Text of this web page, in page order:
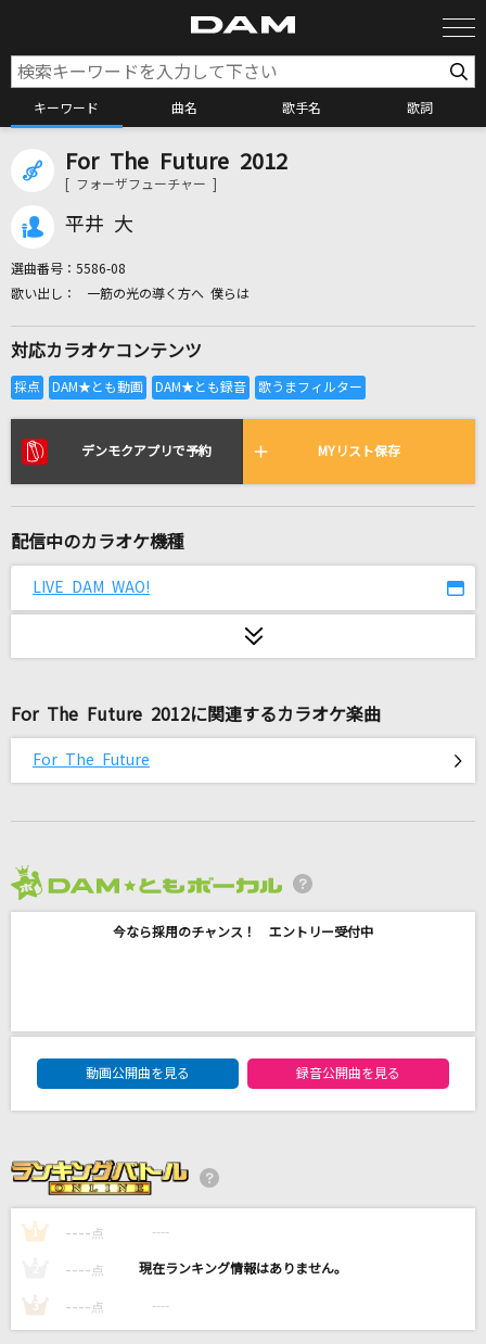
キーワード 曲名 歌手名 歌詞
カラオケ検索
全国りれき
リアルタイムで歌われている曲の一覧
トレモロ
とくべチュ、して
[生音]ray
BUMP OF CHICKEN
劇薬中毒
[生音]ひまわりの約束
HER DIAMOND
[生音]sign
JUJU
立ち上がリーヨ(TVサイズ)
For The Future 2012
[ フォーザフューチャー ]
平井 大
選曲番号： 5586-08
一筋の光の導く方へ 僕らは
対応カラオケコンテンツ
デンモクアプリで予約 MYリスト保存
配信中のカラオケ機種
LIVE DAM WAO!
For The Future 2012に関連するカラオケ楽曲
For The Future
今なら採用のチャンス！ エントリー受付中
DAM★ともボーカルエントリーランキング
動画公開曲を見る
録音公開曲を見る
1 ---- 点 ----
---- 点 ----
3 ---- 点 ----